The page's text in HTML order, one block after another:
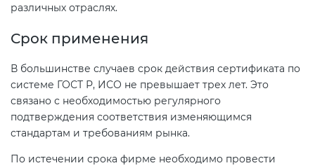
различных отраслях.
Срок применения
В большинстве случаев срок действия сертификата по
системе ГОСТ Р, ИСО не превышает трех лет. Это
связано с необходимостью регулярного
подтверждения соответствия изменяющимся
стандартам и требованиям рынка.
По истечении срока фирме необходимо провести